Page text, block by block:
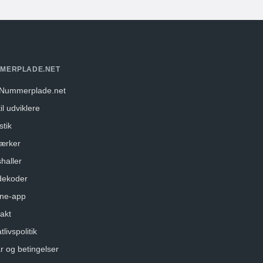
udviklere
app
og betingelser